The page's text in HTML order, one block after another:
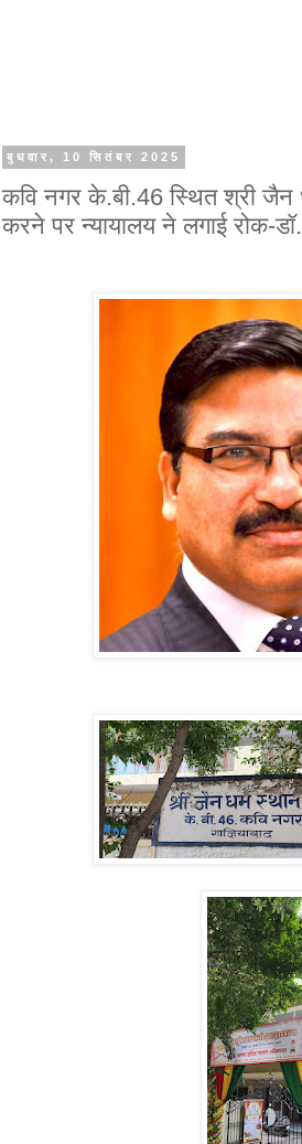
बुधवार, 10 सितंबर 2025
कवि नगर के.बी.46 स्थित श्री जैन
करने पर न्यायालय ने लगाई रोक-